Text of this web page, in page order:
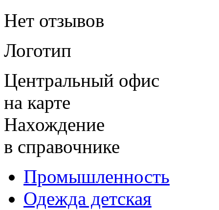
Нет отзывов
Логотип
Центральный офис
на карте
Нахождение
в справочнике
Промышленность
Одежда детская